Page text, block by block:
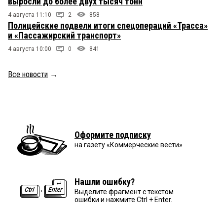
4 августа 11:10 2 858
Полицейские подвели итоги спецопераций «Трасса»
и «Пассажирский транспорт»
4 августа 10:00 0 841
Все новости →
Оформите подписку
на газету «Коммерческие вести»
Нашли ошибку?
Выделите фрагмент с текстом
ошибки и нажмите Ctrl + Enter.